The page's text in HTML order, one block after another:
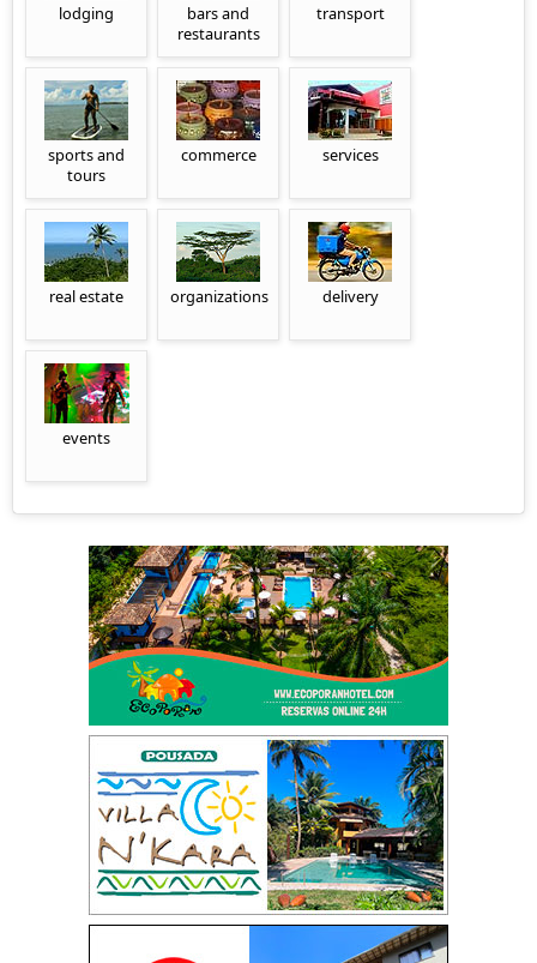
lodging
bars and
restaurants
transport
sports and
tours
commerce services
real estate organizations delivery
events